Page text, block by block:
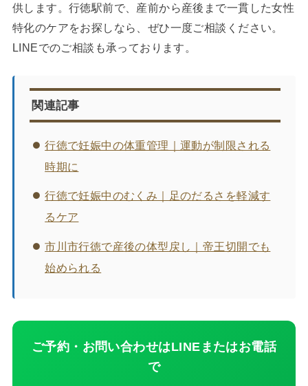
供します。行徳駅前で、産前から産後まで一貫した女性
特化のケアをお探しなら、ぜひ一度ご相談ください。
LINEでのご相談も承っております。
関連記事
行徳で妊娠中の体重管理｜運動が制限される
時期に
行徳で妊娠中のむくみ｜足のだるさを軽減す
るケア
市川市行徳で産後の体型戻し｜帝王切開でも
始められる
ご予約・お問い合わせはLINEまたはお電話
で